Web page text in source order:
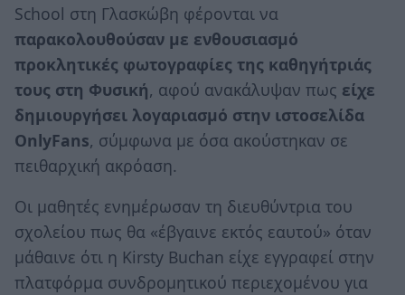
School στη Γλασκώβη φέρονται να
παρακολουθούσαν με ενθουσιασμό
προκλητικές φωτογραφίες της καθηγήτριάς
τους στη Φυσική, αφού ανακάλυψαν πως είχε
δημιουργήσει λογαριασμό στην ιστοσελίδα
OnlyFans, σύμφωνα με όσα ακούστηκαν σε
πειθαρχική ακρόαση.
Οι μαθητές ενημέρωσαν τη διευθύντρια του
σχολείου πως θα «έβγαινε εκτός εαυτού» όταν
μάθαινε ότι η Kirsty Buchan είχε εγγραφεί στην
πλατφόρμα συνδρομητικού περιεχομένου για